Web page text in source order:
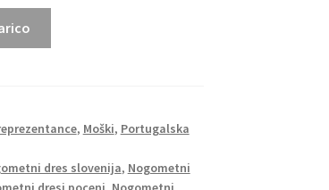
, Moški, Portugalska
dres slovenija, Nogometni